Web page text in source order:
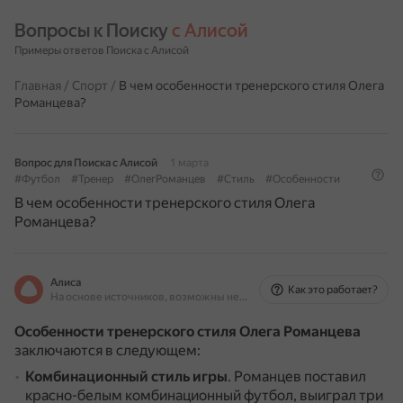
Вопросы к Поиску с Алисой
Примеры ответов Поиска с Алисой
Главная / Спорт / В чем особенности тренерского стиля Олега
Романцева?
Вопрос для Поиска с Алисой
1 марта
#Футбол
#Тренер #ОлегРоманцев #Стиль #Особенности
В чем особенности тренерского стиля Олега
Романцева?
Алиса
На основе источников, возможны неточности
Как это работает?
Особенности тренерского стиля Олега Романцева
заключаются в следующем:
Комбинационный стиль игры. Романцев поставил
красно-белым комбинационный футбол, выиграл три